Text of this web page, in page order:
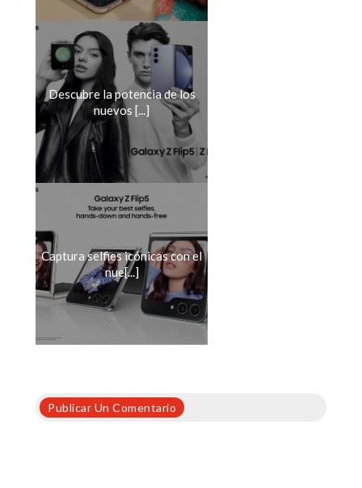
Descubre la potencia de los
nuevos [...]
Captura selfies icónicas con el
nue[...]
Publicar Un Comentario